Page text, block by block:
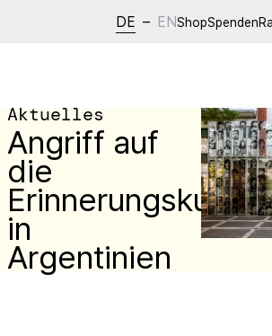
DE – ENShopSpenden
Aktuelles
Angriff auf
die
Erinnerungskultur
in
Argentinien